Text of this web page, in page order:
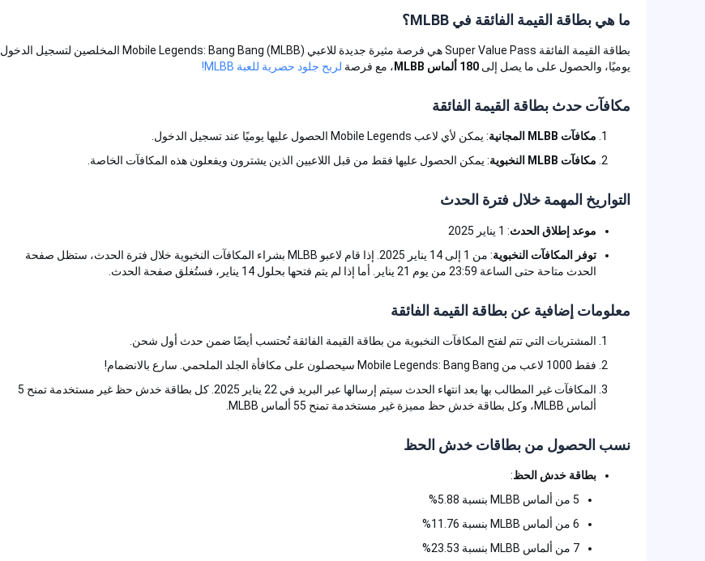
ما هي بطاقة القيمة الفائقة في MLBB؟
بطاقة القيمة الفائقة Super Value Pass هي فرصة مثيرة جديدة للاعبي Mobile Legends: Bang Bang (MLBB) المخلصين لتسجيل الدخول
يوميًا، والحصول على ما يصل إلى 180 ألماس MLBB ، مع فرصة لربح جلود حصرية للعبة MLBB!
مكافآت حدث بطاقة القيمة الفائقة
مكافآت MLBB المجانية
: يمكن لأي لاعب Mobile Legends الحصول عليها يوميًا عند تسجيل الدخول.
مكافآت MLBB النخبوية
: يمكن الحصول عليها فقط من قبل اللاعبين الذين يشترون ويفعلون هذه المكافآت الخاصة.
التواريخ المهمة خلال فترة الحدث
موعد إطلاق الحدث: 1 يناير 2025
توفر المكافآت النخبوية
: من 1 إلى 14 يناير 2025. إذا قام لاعبو MLBB بشراء المكافآت النخبوية خلال فترة الحدث، ستظل صفحة
الحدث متاحة حتى الساعة 23:59 من يوم 21 يناير. أما إذا لم يتم فتحها بحلول 14 يناير، فستُغلق صفحة الحدث.
معلومات إضافية عن بطاقة القيمة الفائقة
المشتريات التي تتم لفتح المكافآت النخبوية من بطاقة القيمة الفائقة تُحتسب أيضًا ضمن حدث أول شحن.
فقط 1000 لاعب من Mobile Legends: Bang Bang سيحصلون على مكافأة الجلد الملحمي. سارع بالانضمام!
المكافآت غير المطالب بها بعد انتهاء الحدث سيتم إرسالها عبر البريد في 22 يناير 2025. كل بطاقة خدش حظ غير مستخدمة تمنح 5
ألماس MLBB، وكل بطاقة خدش حظ مميزة غير مستخدمة تمنح 55 ألماس MLBB.
نسب الحصول من بطاقات خدش الحظ
بطاقة خدش الحظ:
5 من ألماس MLBB بنسبة 5.88%
6 من ألماس MLBB بنسبة 11.76%
7 من ألماس MLBB بنسبة 23.53%